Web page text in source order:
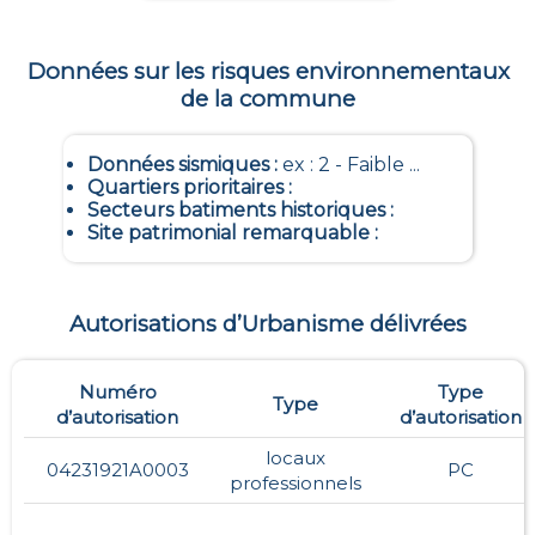
Données sur les risques environnementaux
de la commune
Données sismiques: ex : 2 - Faible ...
Quartiers prioritaires:
Secteurs batiments historiques:
Site patrimonial remarquable:
Autorisations d’Urbanisme délivrées
Numéro
d’autorisation
Type
Type
d’autorisation
04231921A0003
locaux
professionnels
PC